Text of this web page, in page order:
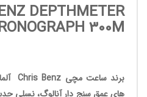
DEPTHMETER
300M
برند ساعت مچی Chris Benz
های عمق سنج دار آنالوگ، نسلی